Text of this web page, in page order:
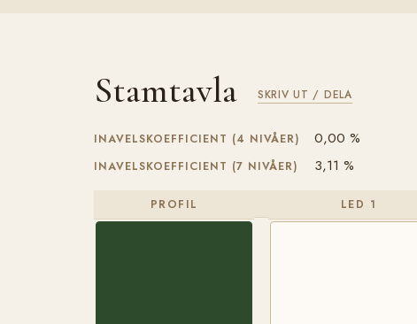
Stamtavla SKRIV UT / DELA
INAVELSKOEFFICIENT (4 NIVÅER) 0,00 %
INAVELSKOEFFICIENT (7 NIVÅER) 3,11 %
PROFIL LED 1